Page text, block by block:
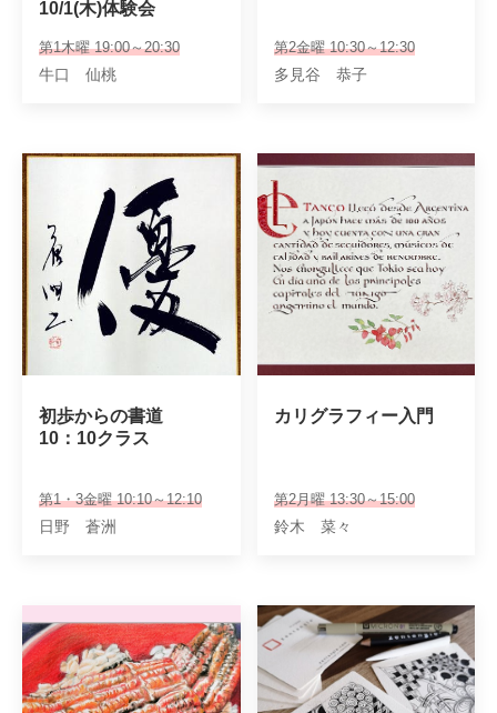
10/1(木)体験会
第1木曜 19:00～20:30
牛口 仙桃
第2金曜 10:30～12:30
多見谷 恭子
初歩からの書道
10：10クラス
第1・3金曜 10:10～12:10
日野 蒼洲
カリグラフィー入門
第2月曜 13:30～15:00
鈴木 菜々